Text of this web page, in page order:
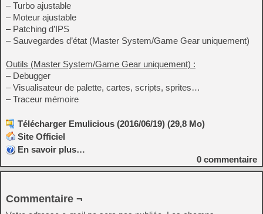
– Turbo ajustable
– Moteur ajustable
– Patching d’IPS
– Sauvegardes d’état (Master System/Game Gear uniquement)
Outils (Master System/Game Gear uniquement) :
– Debugger
– Visualisateur de palette, cartes, scripts, sprites…
– Traceur mémoire
Télécharger Emulicious (2016/06/19) (29,8 Mo)
Site Officiel
En savoir plus…
0 commentaire
Commentaire ¬